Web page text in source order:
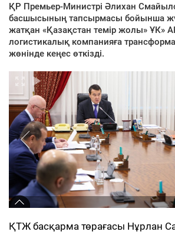
ҚР Премьер-Министрі Әлихан
басшысының тапсырмасы бойынша
жатқан «Қазақстан темір жолы» ҰК»
логистикалық компанияға
жөнінде кеңес өткізді.
ҚТЖ басқарма төрағасы Нұрлан